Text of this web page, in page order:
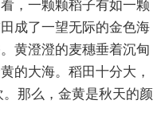
，一颗颗稻子有如一颗
成了一望无际的金色海
黄澄澄的麦穗垂着沉甸
的大海。稻田十分大，
那么，金黄是秋天的颜